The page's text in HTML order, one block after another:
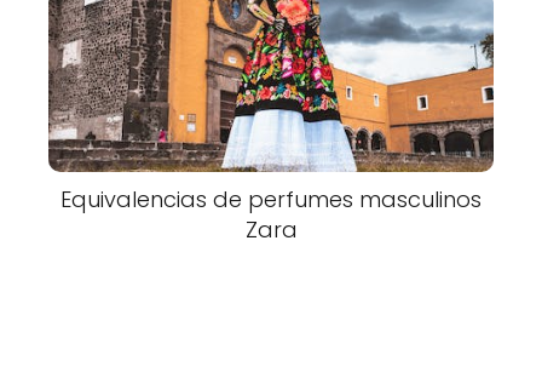
Equivalencias de perfumes masculinos
Zara